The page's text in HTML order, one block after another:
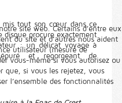
tout son cœur dans ce
procure exactement
: un délicat voyage à
et regorgeant de
site web. Certains d’entre eux
du site et d’autres nous aident
utilisateur (mesure de
vous-même si vous autorisez ou
que, si vous les rejetez, vous
l’ensemble des fonctionnalités